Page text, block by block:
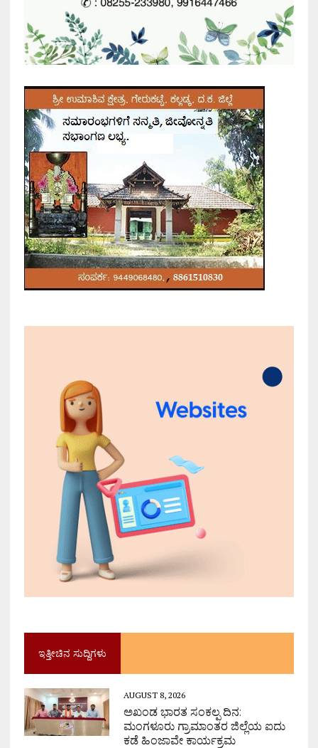
ಇತ್ತೀಚಿನ ಸುದ್ದಿಗಳು
AUGUST 8, 2026
ಅಖಂಡ ಭಾರತ ಸಂಕಲ್ಪ ದಿನ:
ಮಂಗಳೂರು ಗ್ರಾಮಾಂತರ ಜಿಲ್ಲೆಯ ಐದು
ಕಡೆ ಹಿಂಜಾವೇ ಕಾರ್ಯಕ್ರಮ